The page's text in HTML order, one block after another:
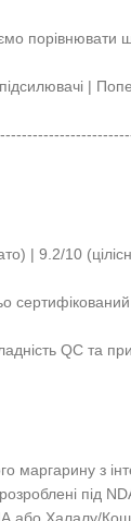
порівнювати
|
| 9.2/10
QC та
маргарину з
під
або Халалу/